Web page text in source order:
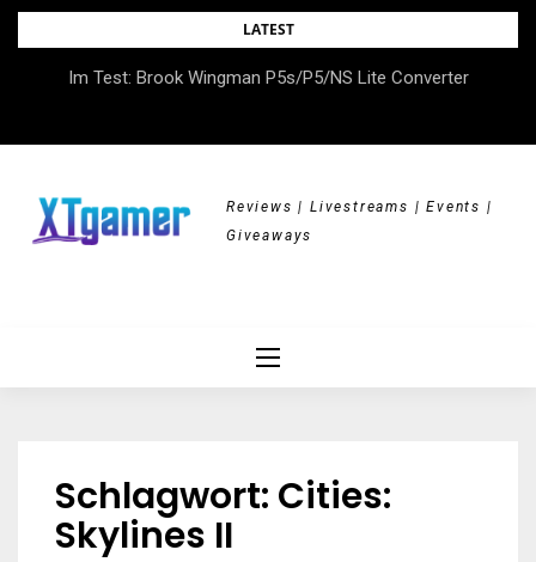
Skip
LATEST
Im Test: Brook Wingman P5s/P5/NS Lite Converter
DOK.fest München 2026 – Empowered, HerStory, Beyond
Reviews | Livestreams | Events |
Giveaways
Schlagwort: Cities:
Skylines II